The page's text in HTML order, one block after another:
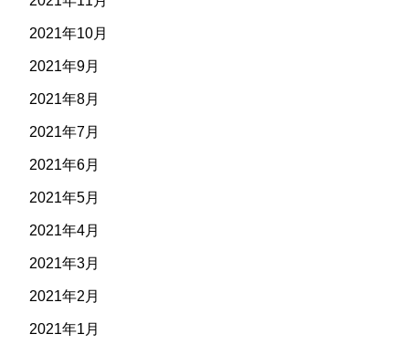
2021年10月
2021年9月
2021年8月
2021年7月
2021年6月
2021年5月
2021年4月
2021年3月
2021年2月
2021年1月